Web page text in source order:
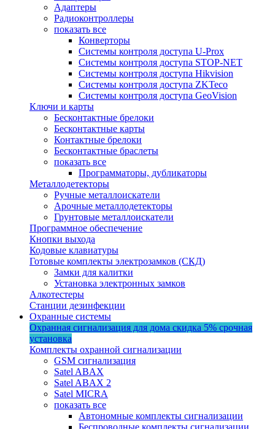
Адаптеры
Радиоконтроллеры
показать все
Конверторы
Системы контроля доступа U-Prox
Системы контроля доступа STOP-NET
Системы контроля доступа Hikvision
Системы контроля доступа ZKTeco
Системы контроля доступа GeoVision
Ключи и карты
Бесконтактные брелоки
Бесконтактные карты
Контактные брелоки
Бесконтактные браслеты
показать все
Программаторы, дубликаторы
Металлодетекторы
Ручные металлоискатели
Арочные металлодетекторы
Грунтовые металлоискатели
Программное обеспечение
Кнопки выхода
Кодовые клавиатуры
Готовые комплекты электрозамков (СКД)
Замки для калитки
Установка электронных замков
Алкотестеры
Станции дезинфекции
Охранные системы
Охранная сигнализация для дома скидка 5% срочная
установка
Комплекты охранной сигнализации
GSM сигнализация
Satel ABAX
Satel ABAX 2
Satel MICRA
показать все
Автономные комплекты сигнализации
Беспроводные комплекты сигнализации